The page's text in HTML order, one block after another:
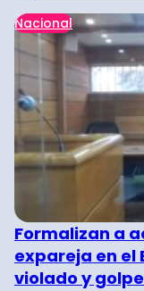
Nacional
Formalizan a
expareja en el
violado y